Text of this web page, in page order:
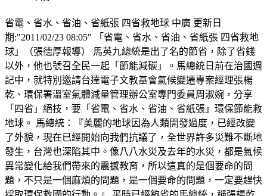
省電、省水、省油、省紙張 四省救地球 中廣 更新日
期:"2011/02/23 08:05" 「省電、省水、省油、省紙張 四省救地
球」（張德厚報導） 馬英九總統是出了名的節省，除了省錢
以外，他也號召全民一起「節能減碳」。馬總統日前在治國週
記中，就特別邀請台達電子文教基會氣候變遷專案經理張楊
乾、環保署溫室氣體減量管理辦公室專門委員周淑婉，分享
「四省」絕技，要「省電、省水、省油、省紙張」環保節能救
地球。 馬總統：『美麗的地球因為人類開發過度，已經改變
了外貌，現在已經開始向我們抗議了，全世界許多災難不斷地
發生，台灣也深陷其中。像八八水災及去年的水災，都是氣候
異常變化給我們帶來的震撼教育，所以這真的是個要命的問
題，不只是一個麻煩的問題，是一個要命的問題，一定要趕快